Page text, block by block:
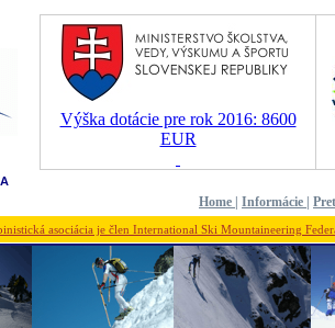
Výška dotácie pre rok 2016: 8600
EUR
Home Informácie
asociácia je člen International Ski Mountaineering